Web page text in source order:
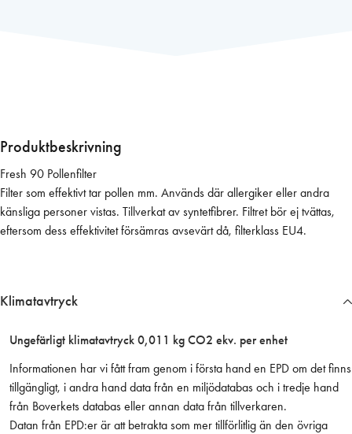
n
f
i
l
t
ä
g
d
Klimatavtryck
Ungefärligt klimatavtryck 0,011 kg CO2 ekv. per enhet
Informationen har vi fått fram genom i första hand en EPD om det finns
tillgängligt, i andra hand data från en miljödatabas och i tredje hand
från Boverkets databas eller annan data från tillverkaren.
Datan från EPD:er är att betrakta som mer tillförlitlig än den övriga
Produktbeskrivning
Fresh 90 Pollenfilter
Filter som effektivt tar pollen mm. Används där allergiker eller andra
känsliga personer vistas. Tillverkat av syntetfibrer. Filtret bör ej tvättas,
eftersom dess effektivitet försämras avsevärt då, filterklass EU4.